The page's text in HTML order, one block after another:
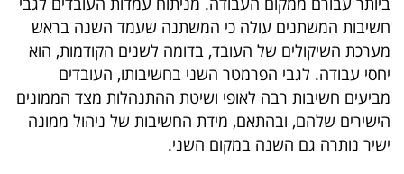
מינויים
רייטינג
רכב
בריאות
חשיבות המשתנים עולה כי המשתנה שעמד השנה בראש
מערכת השיקולים של העובד, בדומה לשנים הקודמות, הוא
יחסי עבודה. לגבי הפרמטר השני בחשיבותו, העובדים
מביעים חשיבות רבה לאופי ושיטת ההתנהלות מצד הממונים
הישירים שלהם, ובהתאם, מידת החשיבות של ניהול ממונה
ישיר נותרה גם השנה במקום השני.